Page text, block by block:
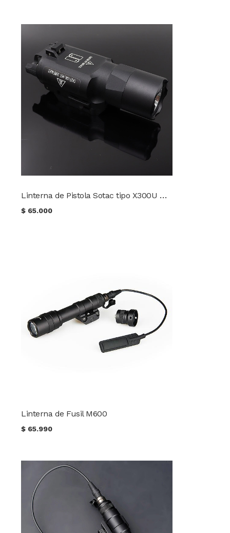
Linterna de Pistola Sotac tipo X300U Mod SD-003BK
$ 65.000
Linterna de Fusil M600
$ 65.990